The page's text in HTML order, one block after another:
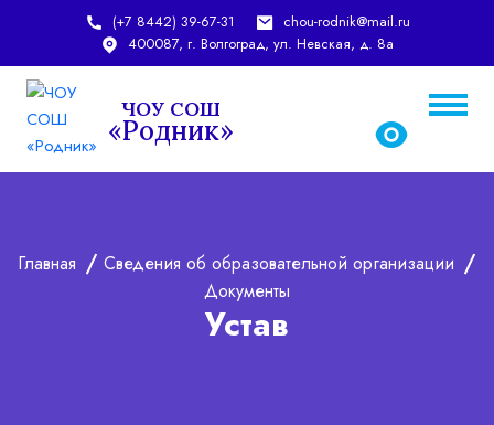
(+7 8442) 39-67-31 chou-rodnik@mail.ru
400087, г. Волгоград, ул. Невская, д. 8а
ЧОУ СОШ
«Родник»
Главная
Сведения об образовательной организации
Документы
Устав